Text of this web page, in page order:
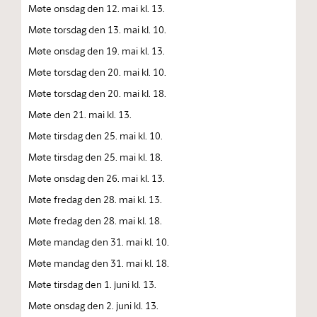
Møte onsdag den 12. mai kl. 13.
Møte torsdag den 13. mai kl. 10.
Møte onsdag den 19. mai kl. 13.
Møte torsdag den 20. mai kl. 10.
Møte torsdag den 20. mai kl. 18.
Møte den 21. mai kl. 13.
Møte tirsdag den 25. mai kl. 10.
Møte tirsdag den 25. mai kl. 18.
Møte onsdag den 26. mai kl. 13.
Møte fredag den 28. mai kl. 13.
Møte fredag den 28. mai kl. 18.
Møte mandag den 31. mai kl. 10.
Møte mandag den 31. mai kl. 18.
Møte tirsdag den 1. juni kl. 13.
Møte onsdag den 2. juni kl. 13.